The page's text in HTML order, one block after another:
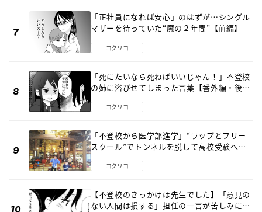
「正社員になれば安心」のはずが…シングル
マザーを待っていた“魔の２年間”【前編】
コクリコ
「死にたいなら死ねばいいじゃん！」不登校
の姉に浴びせてしまった言葉【番外編・後
コクリコ
「不登校から医学部進学」“ラップとフリー
スクール”でトンネルを脱して高校受験へ
コクリコ
【不登校のきっかけは先生でした】「意見の
ない人間は損する」担任の一言が苦しみに…